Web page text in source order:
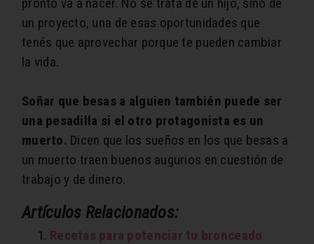
pronto va a nacer. No se trata de un hijo, sino de
un proyecto, una de esas oportunidades que
tenés que aprovechar porque te pueden cambiar
la vida.
Soñar que besas a alguien también puede ser
una pesadilla si el otro protagonista es un
muerto. Dicen que los sueños en los que besas a
un muerto traen buenos augurios en cuestión de
trabajo y de dinero.
Artículos Relacionados:
Recetas para potenciar tu bronceado